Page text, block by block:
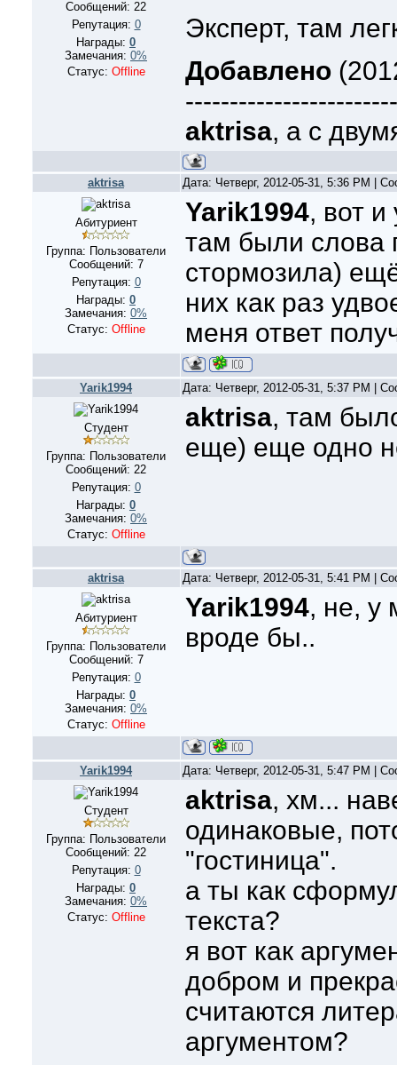
Сообщений: 22
Репутация: 0
Награды: 0
Замечания: 0%
Статус: Offline
Эксперт, там
Добавлено
aktrisa, а с
aktrisa Дата: Четверг, 2012-05-31, 5:36 PM |
Абитуриент
Группа: Пользователи
Сообщений: 7
Репутация: 0
Награды: 0
Замечания: 0%
Статус: Offline
Yarik1994, вот и
там были слова
стормозила)
них как раз
меня ответ
Yarik1994 Дата: Четверг, 2012-05-31, 5:37 PM |
Студент
Группа: Пользователи
Сообщений: 22
Репутация: 0
Награды: 0
Замечания: 0%
Статус: Offline
aktrisa, там
еще) еще одно
aktrisa Дата: Четверг, 2012-05-31, 5:41 PM |
Абитуриент
Группа: Пользователи
Сообщений: 7
Репутация: 0
Награды: 0
Замечания: 0%
Статус: Offline
Yarik1994, не, у
вроде бы..
Yarik1994 Дата: Четверг, 2012-05-31, 5:47 PM |
Студент
Группа: Пользователи
Сообщений: 22
Репутация: 0
Награды: 0
Замечания: 0%
Статус: Offline
aktrisa, хм...
одинаковые,
"гостиница".
а ты как
текста?
я вот как
добром и
считаются
аргументом?